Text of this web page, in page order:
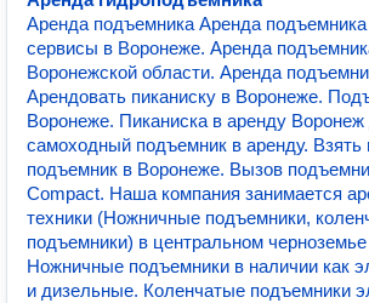
Аренда подъемника Аренда подъемника
сервисы в Воронеже. Аренда
Воронежской области. Аренда
Арендовать пиканиску в Воронеже.
Воронеже. Пиканиска в аренду
самоходный подъемник в аренду. Взять
подъемник в Воронеже. Вызов
Compact. Наша компания занимается
техники (Ножничные подъемники,
подъемники) в центральном
Ножничные подъемники в наличии как
и дизельные. Коленчатые подъемники